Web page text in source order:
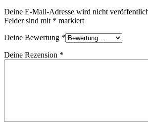
Deine E-Mail-Adresse wird nicht
Felder sind mit * markiert
Deine Bewertung *
Deine Rezension *